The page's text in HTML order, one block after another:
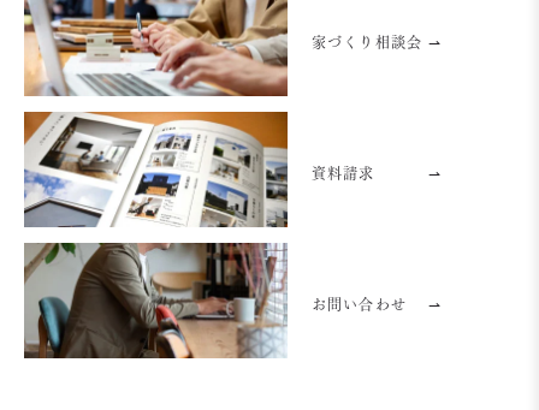
家づくり相談会 ⇀
資料請求 ⇀
お問い合わせ ⇀